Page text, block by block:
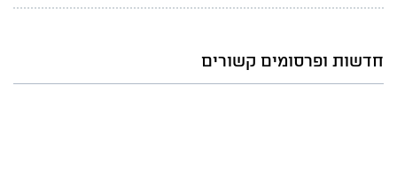
חדשות ופרסומים קשורים